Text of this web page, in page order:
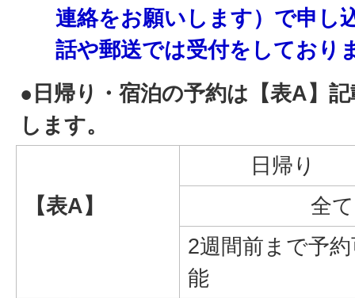
連絡をお願いします）で申し
話や郵送では受付をしており
●日帰り・宿泊の予約は【表A】
します。
【表A】
日帰り
全
2週間前まで予
能